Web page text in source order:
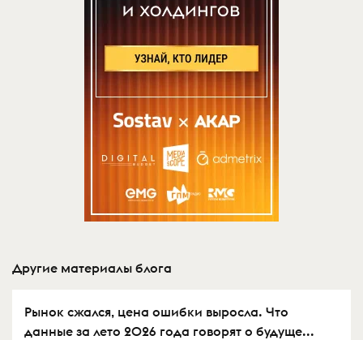
Другие материалы блога
Рынок сжался, цена ошибки выросла. Что
данные за лето 2026 года говорят о будуще...